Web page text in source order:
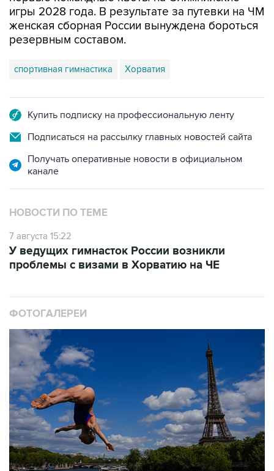
игры 2028 года. В результате за путевки на ЧМ
женская сборная России вынуждена бороться
резервным составом.
спортивная гимнастика Хорватия
Купить подписку на профессиональную ленту
Подписаться на рассылку главных новостей сайта
Получать оперативные новости в официальном
канале
НОВОСТИ ПО ТЕМЕ
7 августа 15:22
У ведущих гимнасток России возникли
проблемы с визами в Хорватию на ЧЕ
ФОТОГАЛЕРЕИ